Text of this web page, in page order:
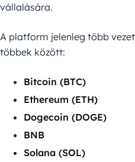
vállalására.
A platform jelenleg több
többek között:
Bitcoin (BTC)
Ethereum (ETH)
Dogecoin (DOGE)
BNB
Solana (SOL)